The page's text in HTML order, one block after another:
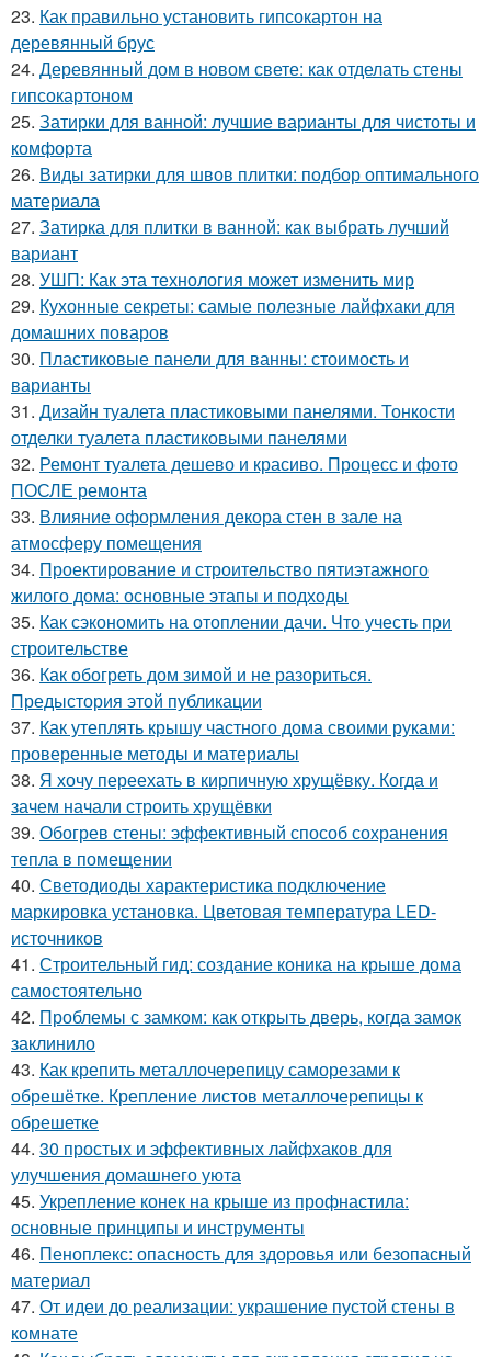
23. Как правильно установить гипсокартон на
деревянный брус
24. Деревянный дом в новом свете: как отделать стены
гипсокартоном
25. Затирки для ванной: лучшие варианты для чистоты и
комфорта
26. Виды затирки для швов плитки: подбор оптимального
материала
27. Затирка для плитки в ванной: как выбрать лучший
вариант
28. УШП: Как эта технология может изменить мир
29. Кухонные секреты: самые полезные лайфхаки для
домашних поваров
30. Пластиковые панели для ванны: стоимость и
варианты
31. Дизайн туалета пластиковыми панелями. Тонкости
отделки туалета пластиковыми панелями
32. Ремонт туалета дешево и красиво. Процесс и фото
ПОСЛЕ ремонта
33. Влияние оформления декора стен в зале на
атмосферу помещения
34. Проектирование и строительство пятиэтажного
жилого дома: основные этапы и подходы
35. Как сэкономить на отоплении дачи. Что учесть при
строительстве
36. Как обогреть дом зимой и не разориться.
Предыстория этой публикации
37. Как утеплять крышу частного дома своими руками:
проверенные методы и материалы
38. Я хочу переехать в кирпичную хрущёвку. Когда и
зачем начали строить хрущёвки
39. Обогрев стены: эффективный способ сохранения
тепла в помещении
40. Светодиоды характеристика подключение
маркировка установка. Цветовая температура LED-
источников
41. Строительный гид: создание коника на крыше дома
самостоятельно
42. Проблемы с замком: как открыть дверь, когда замок
заклинило
43. Как крепить металлочерепицу саморезами к
обрешётке. Крепление листов металлочерепицы к
обрешетке
44. 30 простых и эффективных лайфхаков для
улучшения домашнего уюта
45. Укрепление конек на крыше из профнастила:
основные принципы и инструменты
46. Пеноплекс: опасность для здоровья или безопасный
материал
47. От идеи до реализации: украшение пустой стены в
комнате